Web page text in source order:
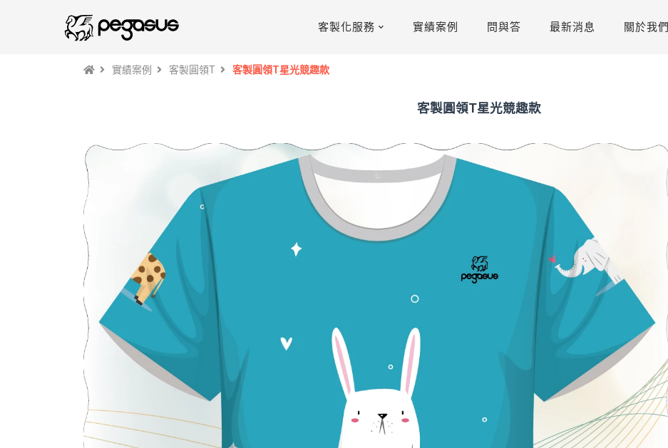
客製化服務 實績案例 問與答 最新消息 關於我們
實績案例 客製圓領T 客製圓領T星光競趣款
客製圓領T星光競趣款